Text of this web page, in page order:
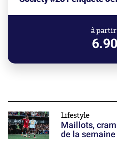
à partir
Lifestyle
Maillots,
de la